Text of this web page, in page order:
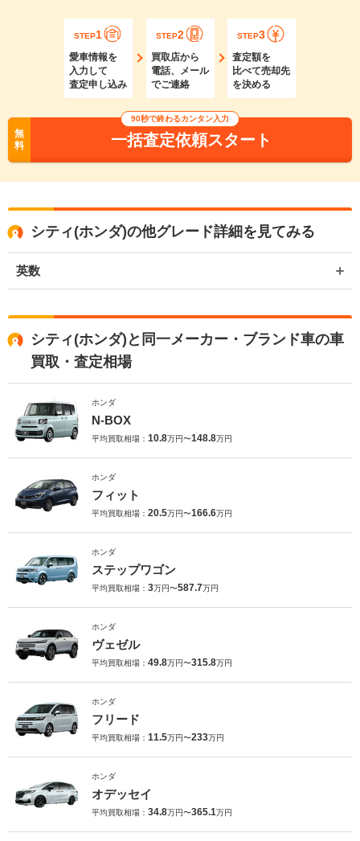
STEP1
愛車情報を
入力して
査定申し込み
STEP2
買取店から
電話、メール
でご連絡
STEP3
査定額を
比べて売却先
を決める
無
料
90秒で終わるカンタン入力
一括査定依頼スタート
シティ(ホンダ)の他グレード詳細を見てみる
英数
シティ(ホンダ)と同一メーカー・ブランド車の車
買取・査定相場
ホンダ
N-BOX
平均買取相場： 10.8万円〜148.8万円
ホンダ
フィット
平均買取相場： 20.5万円〜166.6万円
ホンダ
ステップワゴン
平均買取相場： 3万円〜587.7万円
ホンダ
ヴェゼル
平均買取相場： 49.8万円〜315.8万円
ホンダ
フリード
平均買取相場： 11.5万円〜233万円
ホンダ
オデッセイ
平均買取相場： 34.8万円〜365.1万円